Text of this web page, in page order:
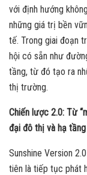
với định hướng
những giá trị bền
tế. Trong giai đoạn
hội có sẵn như
tầng, từ đó tạo ra
thị trường.
Chiến lược 2.0: Từ
đại đô thị và hạ
Sunshine Version
tiên là tiếp tục phát